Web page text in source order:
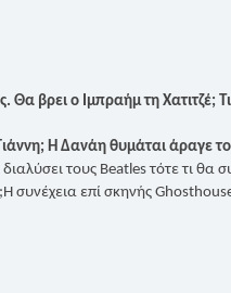
βρει ο Ιμπραήμ τη Χατιτζέ;
Η Δανάη θυμάται άραγε
τους Beatles τότε τι θα
συνέχεια επί σκηνής